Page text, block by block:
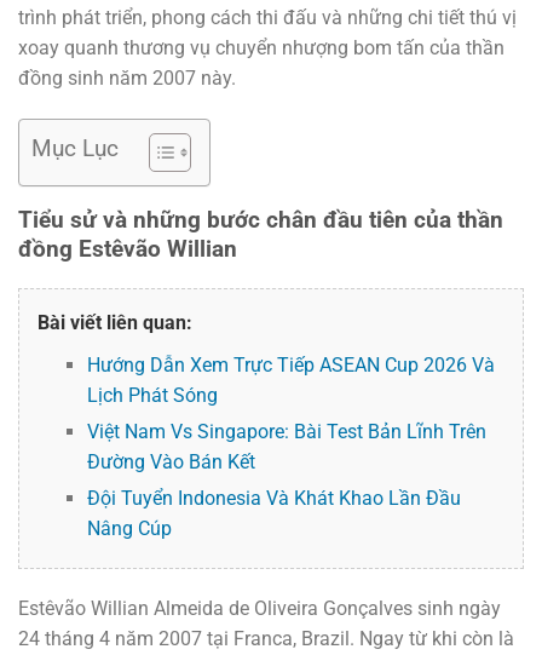
trình phát triển, phong cách thi đấu và những chi tiết thú vị
xoay quanh thương vụ chuyển nhượng bom tấn của thần
đồng sinh năm 2007 này.
Mục Lục
Tiểu sử và những bước chân đầu tiên của thần
đồng Estêvão Willian
Bài viết liên quan:
Hướng Dẫn Xem Trực Tiếp ASEAN Cup 2026 Và
Lịch Phát Sóng
Việt Nam Vs Singapore: Bài Test Bản Lĩnh Trên
Đường Vào Bán Kết
Đội Tuyển Indonesia Và Khát Khao Lần Đầu
Nâng Cúp
Estêvão Willian Almeida de Oliveira Gonçalves sinh ngày
24 tháng 4 năm 2007 tại Franca, Brazil. Ngay từ khi còn là